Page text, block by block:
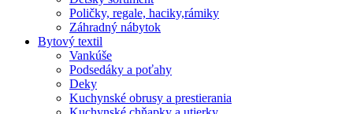
Poličky, regale, haciky,rámiky
Záhradný nábytok
Bytový textil
Vankúše
Podsedáky a poťahy
Deky
Kuchynské obrusy a prestierania